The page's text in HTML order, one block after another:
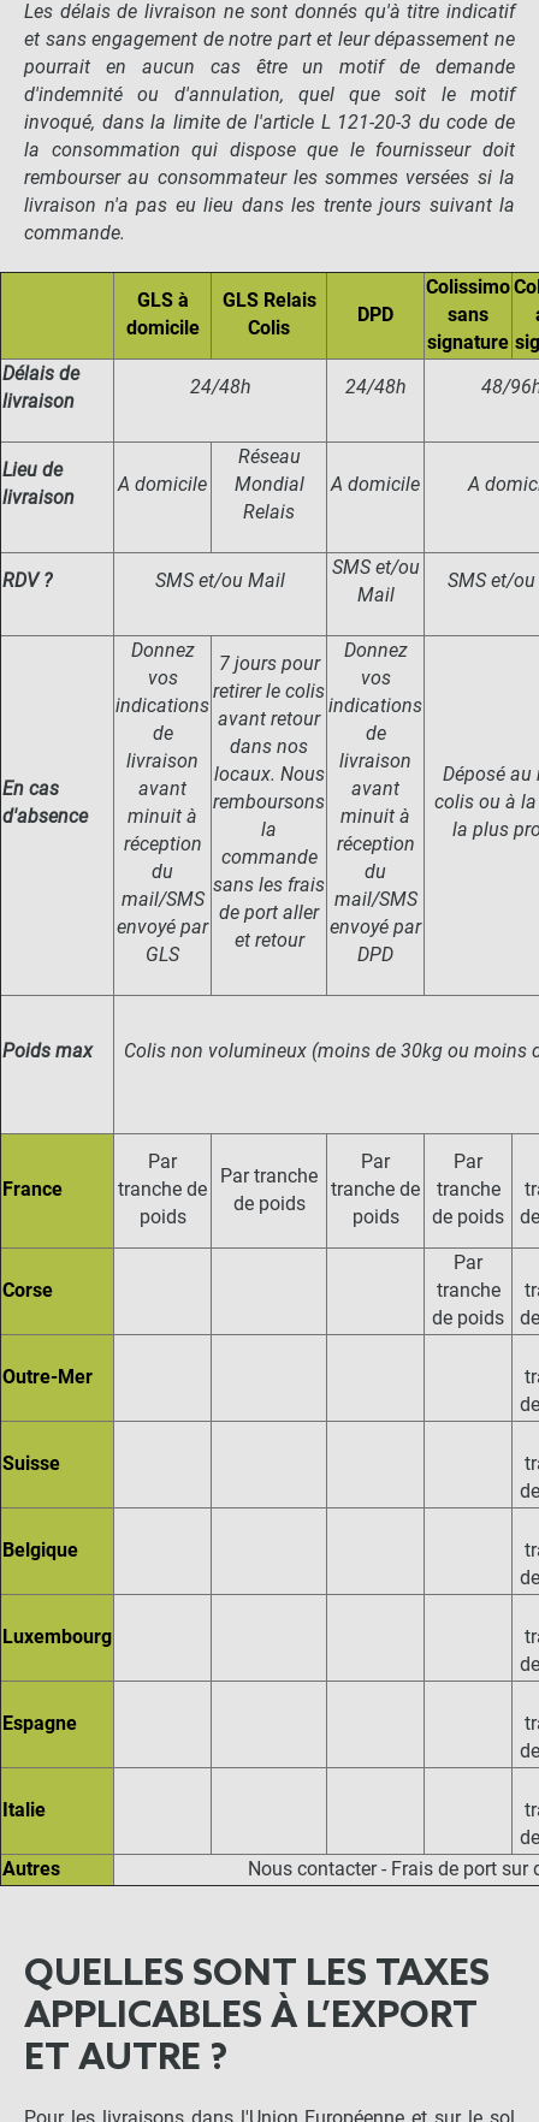
Les délais de livraison ne sont donnés qu'à titre indicatif
et sans engagement de notre part et leur dépassement ne
pourrait en aucun cas être un motif de demande
d'indemnité ou d'annulation, quel que soit le motif
invoqué, dans la limite de l'article L 121-20-3 du code de
la consommation qui dispose que le fournisseur doit
rembourser au consommateur les sommes versées si la
livraison n'a pas eu lieu dans les trente jours suivant la
commande.
GLS à
domicile
GLS Relais
Colis
DPD
Colissimo
sans
signature
Délais de
livraison
24/48h 24/48h 48/
Lieu de
livraison
A domicile
Réseau
Mondial
Relais
A domicile A
RDV ? SMS et/ou Mail
SMS et/ou
Mail
SMS et/
En cas
d'absence
Donnez
vos
indications
de
livraison
avant
minuit à
réception
du
mail/SMS
envoyé par
GLS
7 jours pour
retirer le colis
avant retour
dans nos
locaux. Nous
remboursons
la
commande
sans les frais
de port aller
et retour
Donnez
vos
indications
de
livraison
avant
minuit à
réception
du
mail/SMS
envoyé par
DPD
Déposé au
colis ou à
la plus
Poids max Colis non volumineux (moins de 30kg ou moins
France
Par
tranche de
poids
Par tranche
de poids
Par
tranche de
poids
Par
tranche
de poids
Corse
Par
tranche
de poids
Outre-Mer
Suisse
Belgique
Luxembourg
Espagne
Italie
Autres
Nous contacter - Frais de port sur
QUELLES SONT LES TAXES
APPLICABLES À L’EXPORT
ET AUTRE ?